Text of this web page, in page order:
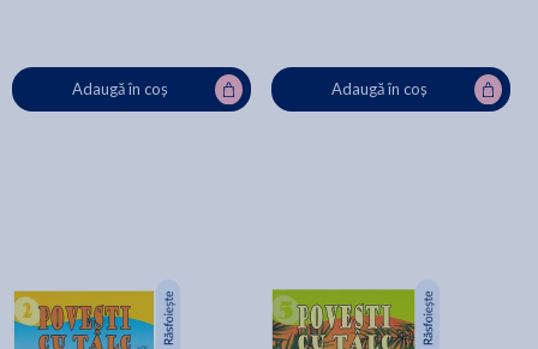
Adaugă în coș Adaugă în coș